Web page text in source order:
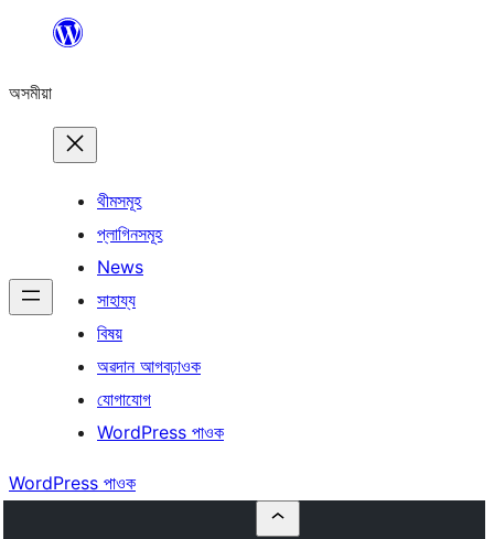
বিষয়বস্তুলৈ
অসমীয়া
থীমসমূহ
প্লাগিনসমূহ
News
সাহায্য
বিষয়
অৱদান আগবঢ়াওক
যোগাযোগ
WordPress পাওক
WordPress পাওক